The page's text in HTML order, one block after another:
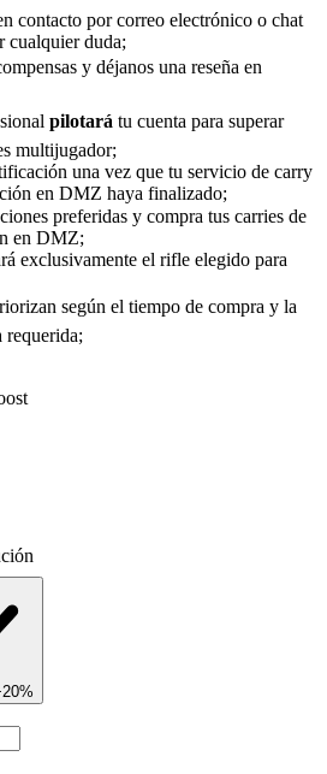
contacto por correo electrónico o chat
cualquier duda;
y déjanos una reseña en
pilotará tu cuenta para superar
multijugador;
una vez que tu servicio de carry
en DMZ haya finalizado;
preferidas y compra tus carries de
en DMZ;
exclusivamente el rifle elegido para
según el tiempo de compra y la
requerida;